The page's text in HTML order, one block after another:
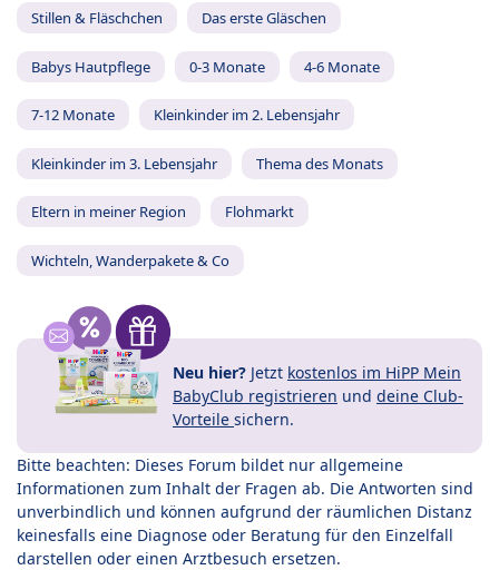
Stillen & Fläschchen Das erste Gläschen
Babys Hautpflege 0-3 Monate 4-6 Monate
7-12 Monate Kleinkinder im 2. Lebensjahr
Kleinkinder im 3. Lebensjahr Thema des Monats
Eltern in meiner Region Flohmarkt
Wichteln, Wanderpakete & Co
Neu hier? Jetzt kostenlos im HiPP Mein
BabyClub registrieren und deine Club-
Vorteile sichern.
Bitte beachten: Dieses Forum bildet nur allgemeine
Informationen zum Inhalt der Fragen ab. Die Antworten sind
unverbindlich und können aufgrund der räumlichen Distanz
keinesfalls eine Diagnose oder Beratung für den Einzelfall
darstellen oder einen Arztbesuch ersetzen.